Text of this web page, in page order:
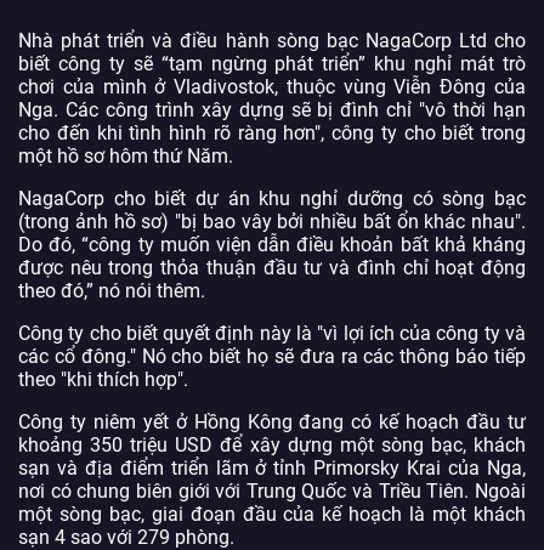
Nhà phát triển và điều hành sòng bạc NagaCorp Ltd cho
biết công ty sẽ “tạm ngừng phát triển” khu nghỉ mát trò
chơi của mình ở Vladivostok, thuộc vùng Viễn Đông của
Nga. Các công trình xây dựng sẽ bị đình chỉ "vô thời hạn
cho đến khi tình hình rõ ràng hơn", công ty cho biết trong
một hồ sơ hôm thứ Năm.
NagaCorp cho biết dự án khu nghỉ dưỡng có sòng bạc
(trong ảnh hồ sơ) "bị bao vây bởi nhiều bất ổn khác nhau".
Do đó, “công ty muốn viện dẫn điều khoản bất khả kháng
được nêu trong thỏa thuận đầu tư và đình chỉ hoạt động
theo đó,” nó nói thêm.
Công ty cho biết quyết định này là "vì lợi ích của công ty và
các cổ đông." Nó cho biết họ sẽ đưa ra các thông báo tiếp
theo "khi thích hợp".
Công ty niêm yết ở Hồng Kông đang có kế hoạch đầu tư
khoảng 350 triệu USD để xây dựng một sòng bạc, khách
sạn và địa điểm triển lãm ở tỉnh Primorsky Krai của Nga,
nơi có chung biên giới với Trung Quốc và Triều Tiên. Ngoài
một sòng bạc, giai đoạn đầu của kế hoạch là một khách
sạn 4 sao với 279 phòng.